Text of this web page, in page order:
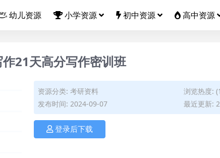
幼儿资源 小学资源 初中资源 高中资源
21天高分写作密训班
资源分类: 考研资料
浏览热度:
发布时间: 2024-09-07
最近更新:
登录后下载